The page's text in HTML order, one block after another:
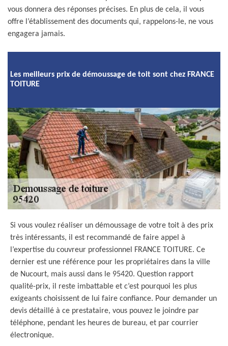
vous donnera des réponses précises. En plus de cela, il vous
offre l’établissement des documents qui, rappelons-le, ne vous
engagera jamais.
Les meilleurs prix de démoussage de toit sont chez FRANCE
TOITURE
Si vous voulez réaliser un démoussage de votre toit à des prix
très intéressants, il est recommandé de faire appel à
l’expertise du couvreur professionnel FRANCE TOITURE. Ce
dernier est une référence pour les propriétaires dans la ville
de Nucourt, mais aussi dans le 95420. Question rapport
qualité-prix, il reste imbattable et c’est pourquoi les plus
exigeants choisissent de lui faire confiance. Pour demander un
devis détaillé à ce prestataire, vous pouvez le joindre par
téléphone, pendant les heures de bureau, et par courrier
électronique.